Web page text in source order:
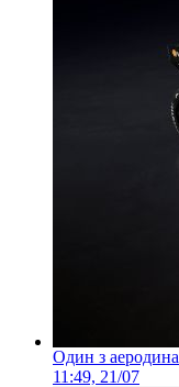
Один з
11:49, 21/07